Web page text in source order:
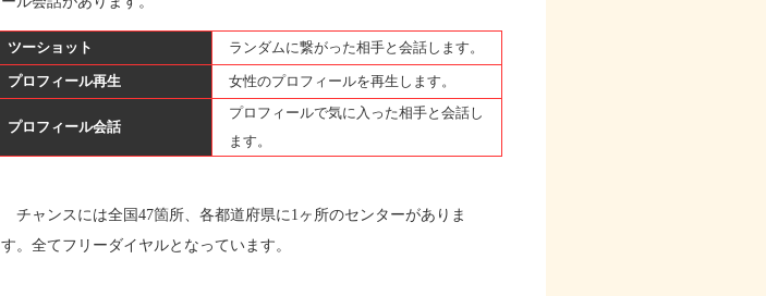
ツーショット ランダムに繋がった相手と会話します。
プロフィール再生 女性のプロフィールを再生します。
プロフィール会話
プロフィールで気に入った相手と会話し
ます。
チャンスには全国47箇所、各都道府県に1ヶ所のセンターがありま
す。全てフリーダイヤルとなっています。